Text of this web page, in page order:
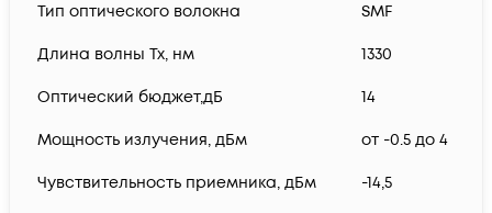
Тип оптического волокна SMF
Длина волны Tx, нм 1330
Оптический бюджет,дБ 14
Мощность излучения, дБм от -0.5 до 4
Чувствительность приемника, дБм -14,5